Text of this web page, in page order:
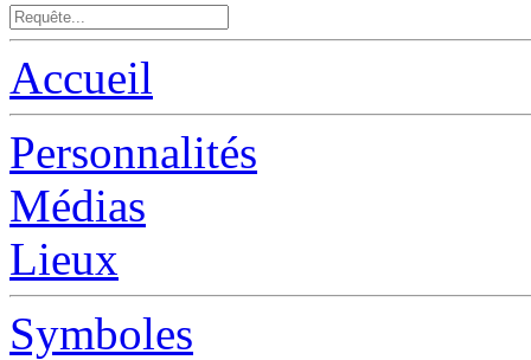
Accueil
Personnalités
Médias
Lieux
Symboles